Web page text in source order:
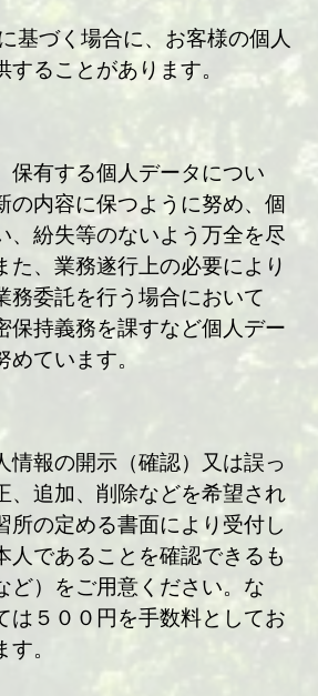
基づく場合に、お客様の個人
ることがあります。
有する個人データについ
の内容に保つように努め、個
、紛失等のないよう万全を尽
た、業務遂行上の必要により
務委託を行う場合において
保持義務を課すなど個人デー
ています。
報の開示（確認）又は誤っ
、追加、削除などを希望され
所の定める書面により受付し
人であることを確認できるも
ど）をご用意ください。な
は５００円を手数料としてお
。